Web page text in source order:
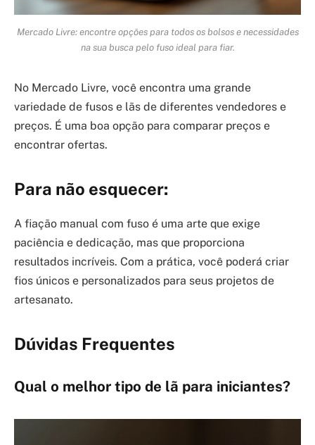
Mercado Livre: encontre opções para todos os bolsos e necessidades
na sua busca pelo fuso ideal para fiar.
No Mercado Livre, você encontra uma grande
variedade de fusos e lãs de diferentes vendedores e
preços. É uma boa opção para comparar preços e
encontrar ofertas.
Para não esquecer:
A fiação manual com fuso é uma arte que exige
paciência e dedicação, mas que proporciona
resultados incríveis. Com a prática, você poderá criar
fios únicos e personalizados para seus projetos de
artesanato.
Dúvidas Frequentes
Qual o melhor tipo de lã para iniciantes?